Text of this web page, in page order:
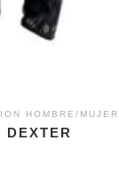
HOMBRE/MUJER
DEXTER